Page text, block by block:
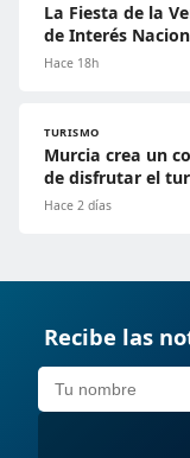
La Fiesta de la
de Interés
Hace 18h
TURISMO
Murcia crea un
de disfrutar el
Hace 2 días
Recibe las